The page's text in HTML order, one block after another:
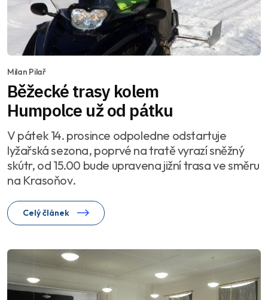
Milan Pilař
Běžecké trasy kolem
Humpolce už od pátku
V pátek 14. prosince odpoledne odstartuje
lyžařská sezona, poprvé na tratě vyrazí sněžný
skútr, od 15.00 bude upravena jižní trasa ve směru
na Krasoňov.
Celý článek